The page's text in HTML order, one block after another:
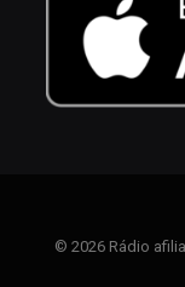
© 2026 Rádio